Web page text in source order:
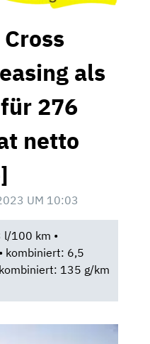
als
276
netto
UM 10:03
l/100 km •
kombiniert: 6,5
135 g/km